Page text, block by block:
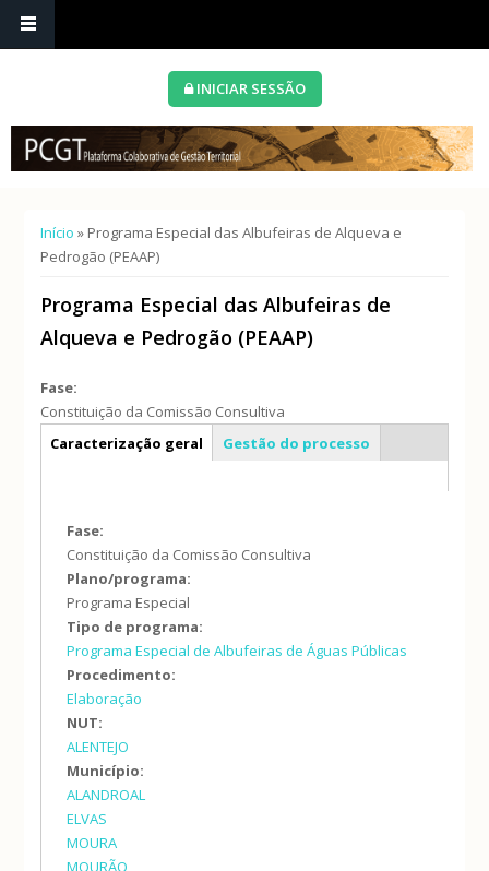
INICIAR SESSÃO
Está aqui
Início » Programa Especial das Albufeiras de Alqueva e
Pedrogão (PEAAP)
Programa Especial das Albufeiras de
Alqueva e Pedrogão (PEAAP)
Fase:
Constituição da Comissão Consultiva
Info geral
Caracterização geral Gestão do processo
Fase:
Constituição da Comissão Consultiva
Plano/programa:
Programa Especial
Tipo de programa:
Programa Especial de Albufeiras de Águas Públicas
Procedimento:
Elaboração
NUT:
ALENTEJO
Município:
ALANDROAL
ELVAS
MOURA
MOURÃO